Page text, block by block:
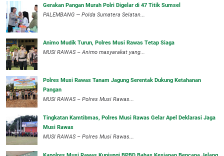
Gerakan Pangan Murah Polri Digelar di 47 Titik Sumsel
PALEMBANG — Polda Sumatera Selatan...
Animo Mudik Turun, Polres Musi Rawas Tetap Siaga
MUSI RAWAS – Animo masyarakat yang...
Polres Musi Rawas Tanam Jagung Serentak Dukung Ketahanan
Pangan
MUSI RAWAS – Polres Musi Rawas...
Tingkatan Kamtibmas, Polres Musi Rawas Gelar Apel Deklarasi Jaga
Musi Rawas
MUSI RAWAS – Polres Musi Rawas...